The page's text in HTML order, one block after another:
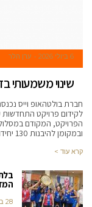
6 ביולי 2026 ערן הלר
שינוי משמעותי
חברת בולטהאופ וייס
ובמקומן להיבנות 130 יחידות דיור חדשות. הפרויקט ברחוב
קרא עוד >
28 ביוני 2026